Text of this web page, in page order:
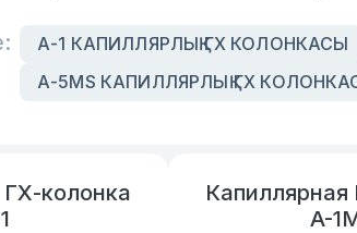
А-1 КАПИЛЛЯРЛЫҚ ГХ КОЛОНКАСЫ
А-5MS КАПИЛЛЯРЛЫҚ ГХ
колонка
Капиллярная
A-